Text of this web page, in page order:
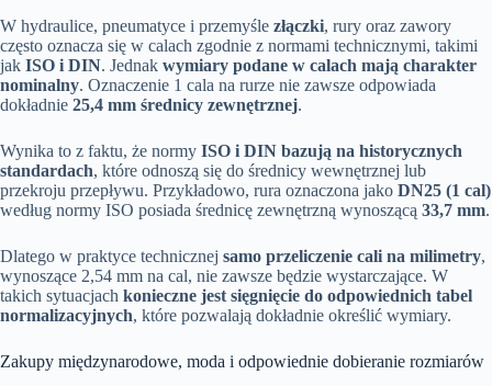
W hydraulice, pneumatyce i przemyśle złączki, rury oraz zawory
często oznacza się w calach zgodnie z normami technicznymi, takimi
jak ISO i DIN. Jednak wymiary podane w calach mają charakter
nominalny. Oznaczenie 1 cala na rurze nie zawsze odpowiada
dokładnie 25,4 mm średnicy zewnętrznej.
Wynika to z faktu, że normy ISO i DIN bazują na historycznych
standardach, które odnoszą się do średnicy wewnętrznej lub
przekroju przepływu. Przykładowo, rura oznaczona jako DN25 (1 cal)
według normy ISO posiada średnicę zewnętrzną wynoszącą 33,7 mm.
Dlatego w praktyce technicznej samo przeliczenie cali na milimetry,
wynoszące 2,54 mm na cal, nie zawsze będzie wystarczające. W
takich sytuacjach konieczne jest sięgnięcie do odpowiednich tabel
normalizacyjnych, które pozwalają dokładnie określić wymiary.
Zakupy międzynarodowe, moda i odpowiednie dobieranie rozmiarów